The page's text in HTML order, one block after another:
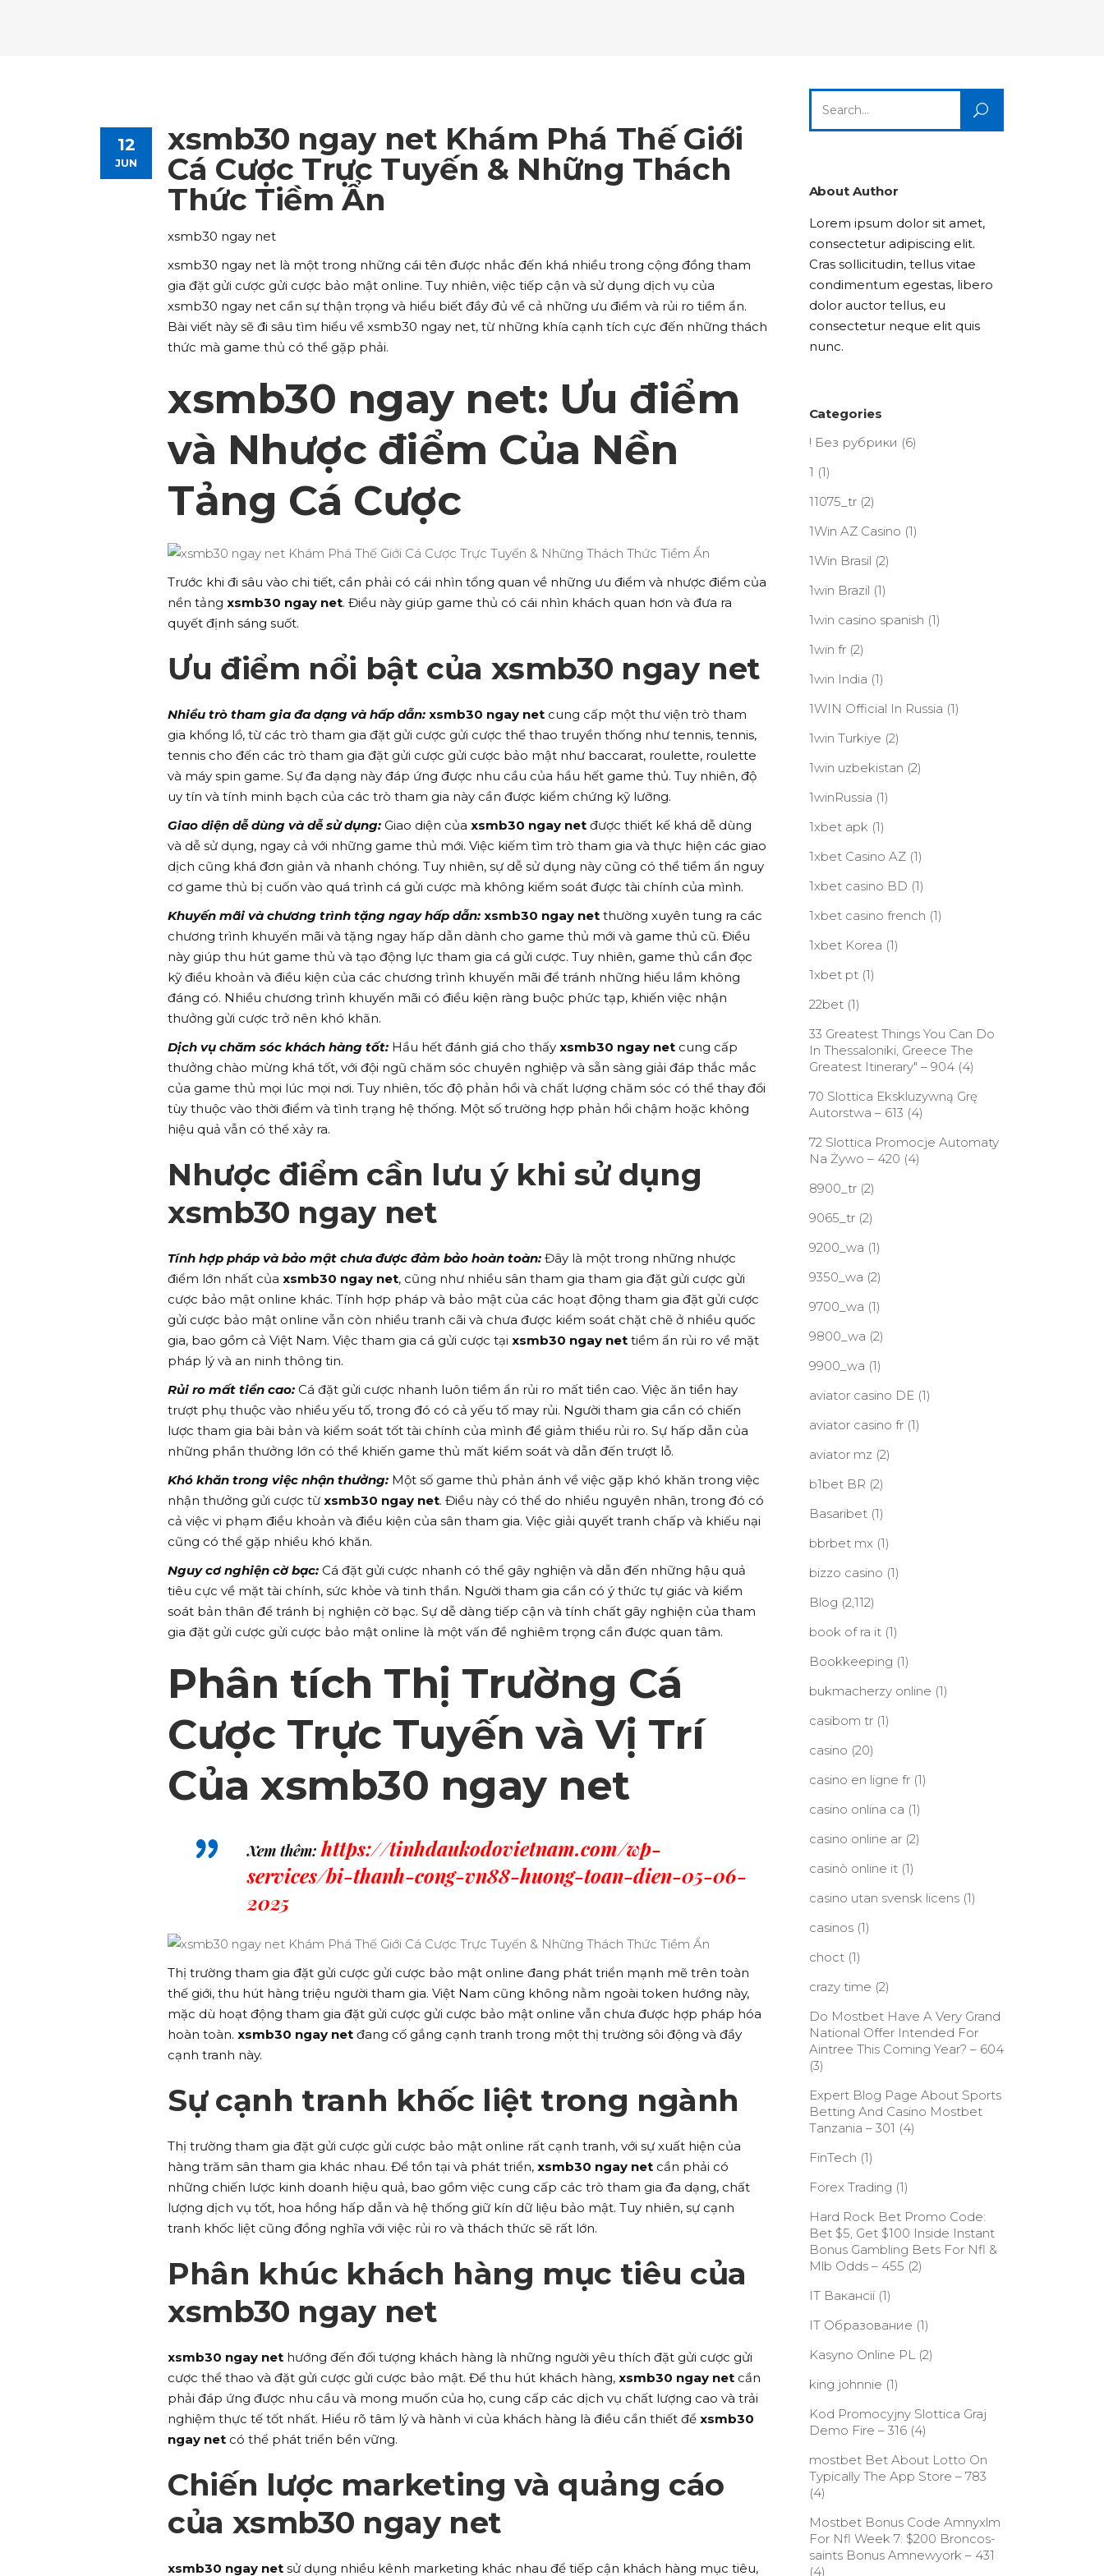
Team List Separators Video Button
Lists
Advanced Link Section Google Maps
Image Gallery
Testimonials
Client Carousel
Highlights
Lists
Title & Subtitle
Title & Subtitle
12
JUN
xsmb30 ngay net Khám Phá Thế Giới
Cá Cược Trực Tuyến & Những Thách
Thức Tiềm Ẩn
xsmb30 ngay net
xsmb30 ngay net là một trong những cái tên được nhắc đến khá nhiều trong cộng đồng tham
gia đặt gửi cược gửi cược bảo mật online. Tuy nhiên, việc tiếp cận và sử dụng dịch vụ của
xsmb30 ngay net cần sự thận trọng và hiểu biết đầy đủ về cả những ưu điểm và rủi ro tiềm ẩn.
Bài viết này sẽ đi sâu tìm hiểu về xsmb30 ngay net, từ những khía cạnh tích cực đến những thách
thức mà game thủ có thể gặp phải.
xsmb30 ngay net: Ưu điểm
và Nhược điểm Của Nền
Tảng Cá Cược
Trước khi đi sâu vào chi tiết, cần phải có cái nhìn tổng quan về những ưu điểm và nhược điểm của
nền tảng xsmb30 ngay net. Điều này giúp game thủ có cái nhìn khách quan hơn và đưa ra
quyết định sáng suốt.
Ưu điểm nổi bật của xsmb30 ngay net
Nhiều trò tham gia đa dạng và hấp dẫn: xsmb30 ngay net cung cấp một thư viện trò tham
gia khổng lồ, từ các trò tham gia đặt gửi cược gửi cược thể thao truyền thống như tennis, tennis,
tennis cho đến các trò tham gia đặt gửi cược gửi cược bảo mật như baccarat, roulette, roulette
và máy spin game. Sự đa dạng này đáp ứng được nhu cầu của hầu hết game thủ. Tuy nhiên, độ
uy tín và tính minh bạch của các trò tham gia này cần được kiểm chứng kỹ lưỡng.
Giao diện dễ dùng và dễ sử dụng: Giao diện của xsmb30 ngay net được thiết kế khá dễ dùng
và dễ sử dụng, ngay cả với những game thủ mới. Việc kiếm tìm trò tham gia và thực hiện các giao
dịch cũng khá đơn giản và nhanh chóng. Tuy nhiên, sự dễ sử dụng này cũng có thể tiềm ẩn nguy
cơ game thủ bị cuốn vào quá trình cá gửi cược mà không kiểm soát được tài chính của mình.
Khuyến mãi và chương trình tặng ngay hấp dẫn: xsmb30 ngay net thường xuyên tung ra các
chương trình khuyến mãi và tặng ngay hấp dẫn dành cho game thủ mới và game thủ cũ. Điều
này giúp thu hút game thủ và tạo động lực tham gia cá gửi cược. Tuy nhiên, game thủ cần đọc
kỹ điều khoản và điều kiện của các chương trình khuyến mãi để tránh những hiểu lầm không
đáng có. Nhiều chương trình khuyến mãi có điều kiện ràng buộc phức tạp, khiến việc nhận
thưởng gửi cược trở nên khó khăn.
Dịch vụ chăm sóc khách hàng tốt: Hầu hết đánh giá cho thấy xsmb30 ngay net cung cấp
thưởng chào mừng khá tốt, với đội ngũ chăm sóc chuyên nghiệp và sẵn sàng giải đáp thắc mắc
của game thủ mọi lúc mọi nơi. Tuy nhiên, tốc độ phản hồi và chất lượng chăm sóc có thể thay đổi
tùy thuộc vào thời điểm và tình trạng hệ thống. Một số trường hợp phản hồi chậm hoặc không
hiệu quả vẫn có thể xảy ra.
Nhược điểm cần lưu ý khi sử dụng
xsmb30 ngay net
Tính hợp pháp và bảo mật chưa được đảm bảo hoàn toàn: Đây là một trong những nhược
điểm lớn nhất của xsmb30 ngay net, cũng như nhiều sân tham gia tham gia đặt gửi cược gửi
cược bảo mật online khác. Tính hợp pháp và bảo mật của các hoạt động tham gia đặt gửi cược
gửi cược bảo mật online vẫn còn nhiều tranh cãi và chưa được kiểm soát chặt chẽ ở nhiều quốc
gia, bao gồm cả Việt Nam. Việc tham gia cá gửi cược tại xsmb30 ngay net tiềm ẩn rủi ro về mặt
pháp lý và an ninh thông tin.
Rủi ro mất tiền cao: Cá đặt gửi cược nhanh luôn tiềm ẩn rủi ro mất tiền cao. Việc ăn tiền hay
trượt phụ thuộc vào nhiều yếu tố, trong đó có cả yếu tố may rủi. Người tham gia cần có chiến
lược tham gia bài bản và kiểm soát tốt tài chính của mình để giảm thiểu rủi ro. Sự hấp dẫn của
những phần thưởng lớn có thể khiến game thủ mất kiểm soát và dẫn đến trượt lỗ.
Khó khăn trong việc nhận thưởng: Một số game thủ phản ánh về việc gặp khó khăn trong việc
nhận thưởng gửi cược từ xsmb30 ngay net. Điều này có thể do nhiều nguyên nhân, trong đó có
cả việc vi phạm điều khoản và điều kiện của sân tham gia. Việc giải quyết tranh chấp và khiếu nại
cũng có thể gặp nhiều khó khăn.
Nguy cơ nghiện cờ bạc: Cá đặt gửi cược nhanh có thể gây nghiện và dẫn đến những hậu quả
tiêu cực về mặt tài chính, sức khỏe và tinh thần. Người tham gia cần có ý thức tự giác và kiểm
soát bản thân để tránh bị nghiện cờ bạc. Sự dễ dàng tiếp cận và tính chất gây nghiện của tham
gia đặt gửi cược gửi cược bảo mật online là một vấn đề nghiêm trọng cần được quan tâm.
Phân tích Thị Trường Cá
Cược Trực Tuyến và Vị Trí
Của xsmb30 ngay net
Xem thêm:https://tinhdaukodovietnam.com/wp-
services/bi-thanh-cong-vn88-huong-toan-dien-05-06-
2025
Thị trường tham gia đặt gửi cược gửi cược bảo mật online đang phát triển mạnh mẽ trên toàn
thế giới, thu hút hàng triệu người tham gia. Việt Nam cũng không nằm ngoài token hướng này,
mặc dù hoạt động tham gia đặt gửi cược gửi cược bảo mật online vẫn chưa được hợp pháp hóa
hoàn toàn. xsmb30 ngay net đang cố gắng cạnh tranh trong một thị trường sôi động và đầy
cạnh tranh này.
Sự cạnh tranh khốc liệt trong ngành
Thị trường tham gia đặt gửi cược gửi cược bảo mật online rất cạnh tranh, với sự xuất hiện của
hàng trăm sân tham gia khác nhau. Để tồn tại và phát triển, xsmb30 ngay net cần phải có
những chiến lược kinh doanh hiệu quả, bao gồm việc cung cấp các trò tham gia đa dạng, chất
lượng dịch vụ tốt, hoa hồng hấp dẫn và hệ thống giữ kín dữ liệu bảo mật. Tuy nhiên, sự cạnh
tranh khốc liệt cũng đồng nghĩa với việc rủi ro và thách thức sẽ rất lớn.
Phân khúc khách hàng mục tiêu của
xsmb30 ngay net
xsmb30 ngay net hướng đến đối tượng khách hàng là những người yêu thích đặt gửi cược gửi
cược thể thao và đặt gửi cược gửi cược bảo mật. Để thu hút khách hàng, xsmb30 ngay net cần
phải đáp ứng được nhu cầu và mong muốn của họ, cung cấp các dịch vụ chất lượng cao và trải
nghiệm thực tế tốt nhất. Hiểu rõ tâm lý và hành vi của khách hàng là điều cần thiết để xsmb30
ngay net có thể phát triển bền vững.
Chiến lược marketing và quảng cáo
của xsmb30 ngay net
xsmb30 ngay net sử dụng nhiều kênh marketing khác nhau để tiếp cận khách hàng mục tiêu,
for:
About Author
Lorem ipsum dolor sit amet,
consectetur adipiscing elit.
Cras sollicitudin, tellus vitae
condimentum egestas, libero
dolor auctor tellus, eu
consectetur neque elit quis
nunc.
Categories
! Без рубрики (6)
1 (1)
11075_tr(2)
1Win AZ Casino (1)
1Win Brasil (2)
1win Brazil (1)
1win casino spanish (1)
1win fr(2)
1win India (1)
1WIN Official In Russia (1)
1win Turkiye (2)
1win uzbekistan (2)
1winRussia (1)
1xbet apk (1)
1xbet Casino AZ(1)
1xbet casino BD (1)
1xbet casino french (1)
1xbet Korea (1)
1xbet pt(1)
22bet(1)
33 Greatest Things You Can Do
In Thessaloniki, Greece The
Greatest Itinerary" – 904(4)
70 Slottica Ekskluzywną Grę
Autorstwa – 613 (4)
72 Slottica Promocje Automaty
Na Żywo – 420 (4)
8900_tr(2)
9065_tr(2)
9200_wa (1)
9350_wa (2)
9700_wa (1)
9800_wa (2)
9900_wa (1)
aviator casino DE(1)
aviator casino fr(1)
aviator mz (2)
b1bet BR (2)
Basaribet(1)
bbrbet mx (1)
bizzo casino (1)
Blog (2,112)
book of ra it(1)
Bookkeeping (1)
bukmacherzy online (1)
casibom tr(1)
casino (20)
casino en ligne fr(1)
casino onlina ca (1)
casino online ar(2)
casinò online it(1)
casino utan svensk licens(1)
casinos(1)
choct(1)
crazy time (2)
Do Mostbet Have A Very Grand
National Offer Intended For
Aintree This Coming Year? – 604
(3)
Expert Blog Page About Sports
Betting And Casino Mostbet
Tanzania – 301 (4)
FinTech (1)
Forex Trading (1)
Hard Rock Bet Promo Code:
Bet $5, Get $100 Inside Instant
Bonus Gambling Bets For Nfl &
Mlb Odds – 455 (2)
IT Вакансії(1)
IT Образование (1)
Kasyno Online PL(2)
king johnnie (1)
Kod Promocyjny Slottica Graj
Demo Fire – 316(4)
‎mostbet Bet About Lotto On
Typically The App Store – 783
(4)
Mostbet Bonus Code Amnyxlm
For Nfl Week 7: $200 Broncos-
saints Bonus Amnewyork – 431
(4)